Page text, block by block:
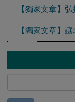
【獨家文章】
【獨家文章】